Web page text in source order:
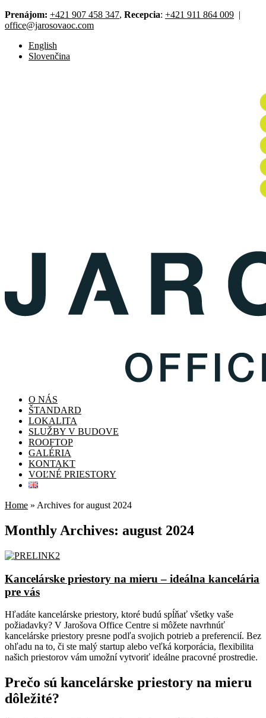
Prenájom: +421 907 458 347, Recepcia: +421 911 864 009 |
office@jarosovaoc.com
English
Slovenčina
O NÁS
ŠTANDARD
LOKALITA
SLUŽBY V BUDOVE
ROOFTOP
GALÉRIA
KONTAKT
VOĽNÉ PRIESTORY
Home » Archives for august 2024
Monthly Archives: august 2024
Kancelárske priestory na mieru – ideálna kancelária
pre vás
Hľadáte kancelárske priestory, ktoré budú spĺňať všetky vaše
požiadavky? V Jarošova Office Centre si môžete navrhnúť
kancelárske priestory presne podľa svojich potrieb a preferencií. Bez
ohľadu na to, či ste malý startup alebo veľká korporácia, flexibilita
našich priestorov vám umožní vytvoriť ideálne pracovné prostredie.
Prečo sú kancelárske priestory na mieru
dôležité?